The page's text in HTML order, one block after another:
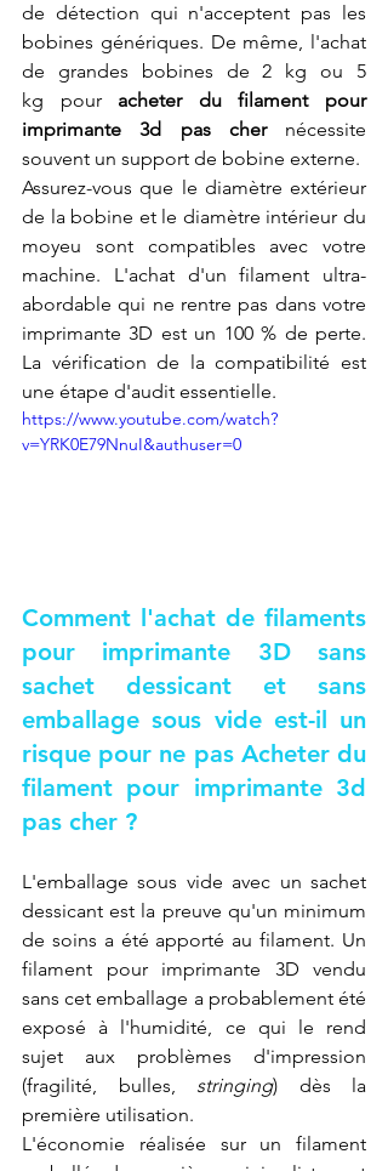
de détection qui n'acceptent pas les
bobines génériques. De même, l'achat
de grandes bobines de 2 kg ou 5
kg pour acheter du filament pour
imprimante 3d pas cher nécessite
souvent un support de bobine externe.
Assurez-vous que le diamètre extérieur
de la bobine et le diamètre intérieur du
moyeu sont compatibles avec votre
machine. L'achat d'un filament ultra-
abordable qui ne rentre pas dans votre
imprimante 3D est un 100 % de perte.
La vérification de la compatibilité est
une étape d'audit essentielle.
https://www.youtube.com/watch?
v=YRK0E79NnuI&authuser=0
Comment l'achat de filaments
pour imprimante 3D sans
sachet dessicant et sans
emballage sous vide est-il un
risque pour ne pas Acheter du
filament pour imprimante 3d
pas cher ?
L'emballage sous vide avec un sachet
dessicant est la preuve qu'un minimum
de soins a été apporté au filament. Un
filament pour imprimante 3D vendu
sans cet emballage a probablement été
exposé à l'humidité, ce qui le rend
sujet aux problèmes d'impression
(fragilité, bulles, stringing) dès la
première utilisation.
L'économie réalisée sur un filament